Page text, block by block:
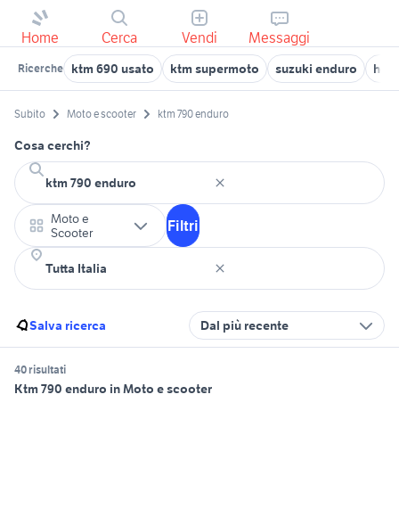
Home Cerca Vendi Messaggi
Ricerche ktm 690 usato ktm supermoto suzuki enduro
Subito Moto e scooter ktm 790 enduro
Cosa cerchi?
Moto e
Scooter
Filtri
Salva ricerca Dal più recente
40 risultati
Ktm 790 enduro in Moto e scooter